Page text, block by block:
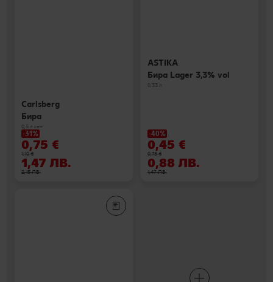
Carlsberg
Бира
0,5 л кен
-31%
0,75 €
1,10 €
1,47 ЛВ.
2,15 ЛВ.
ASTIKA
Бира Lager 3,3% vol
0,33 л
-40%
0,45 €
0,75 €
0,88 ЛВ.
1,47 ЛВ.